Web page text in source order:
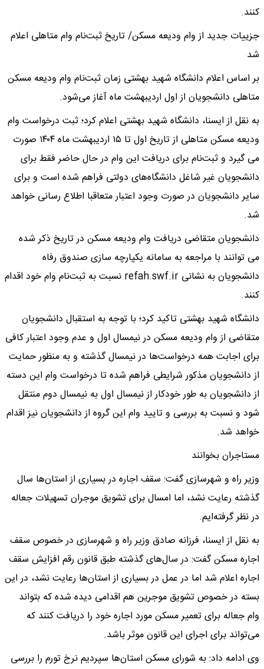
کنند.
جزییات جدید از وام ودیعه مسکن/ تاریخ ثبت‌نام وام متاهلی اعلام
شد
بر اساس اعلام دانشگاه شهید بهشتی زمان ثبت‌نام وام ودیعه مسکن
متاهلی دانشجویان از اول اردیبهشت ماه آغاز می‌شود.
به نقل از ایسنا، دانشگاه شهید بهشتی اعلام کرد؛ ثبت درخواست وام
ودیعه مسکن متاهلی از تاریخ اول تا ۱۵ اردیبهشت ماه ۱۴۰۴ صورت
می گیرد و ثبت‌نام برای دریافت این وام در حال حاضر فقط برای
دانشجویان غیر شاغل دانشگاه‌های دولتی فراهم شده است و برای
سایر دانشجویان در صورت وجود اعتبار متعاقبا اطلاع رسانی خواهد
شد.
دانشجویان متقاضی دریافت وام ودیعه مسکن در تاریخ ذکر شده
می توانند با مراجعه به سامانه یکپارچه سازی صندوق رفاه
دانشجویان به نشانی refah.swf.ir نسبت به ثبت‌نام وام خود اقدام
کنند.
دانشگاه شهید بهشتی تاکید کرد؛ با توجه به استقبال دانشجویان
متقاضی از وام ودیعه مسکن در نیمسال اول و عدم وجود اعتبار کافی
برای اجابت همه درخواست‌ها در نیمسال گذشته و به منظور حمایت
از دانشجویان مذکور شرایطی فراهم شده تا درخواست وام این دسته
از دانشجویان به طور خودکار از نیمسال اول به نیمسال دوم منتقل
شود و نسبت به بررسی و تایید وام این گروه از دانشجویان نیز اقدام
خواهد شد.
مستاجران بخوانند
وزیر راه و شهرسازی گفت: سقف اجاره در بسیاری از استان‌ها سال
گذشته رعایت نشد، اما امسال برای تشویق موجران تسهیلات جعاله
در نظر گرفته‌ایم.
به نقل از ایسنا، فرزانه صادق وزیر راه و شهرسازی در خصوص سقف
اجاره مسکن گفت: در سال‌های گذشته طبق قانون رقم افزایش سقف
اجاره اعلام شد اما در عمل در بسیاری از استان‌ها رعایت نشد، در این
بسته در خصوص تشویق موجرین هم اقدامی دیده شده که بتواند
وام جعاله برای تعمیر مسکن مورد اجاره خود را دریافت کنند که
می‌تواند برای اجرای این قانون موثر باشد.
وی ادامه داد: به شورای مسکن استان‌ها سپردیم نرخ تورم را بررسی